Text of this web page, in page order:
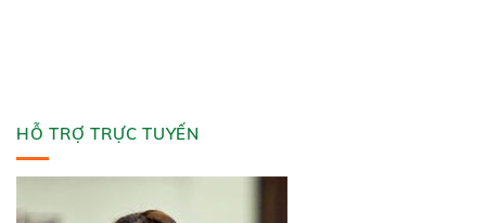
HỖ TRỢ TRỰC TUYẾN